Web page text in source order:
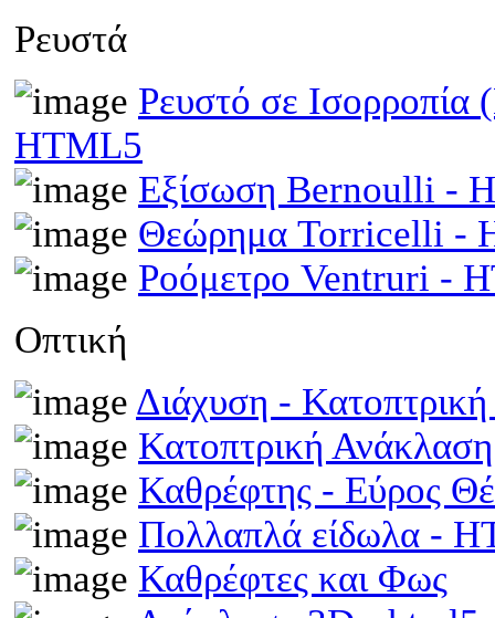
Ρευστά
Ρευστό σε Ισορροπία
HTML5
Εξίσωση Bernoulli -
Θεώρημα Torricelli -
Ροόμετρο Ventruri -
Οπτική
Διάχυση -
Κατοπτρική
Καθρέφτης - Εύρος
Πολλαπλά είδωλα -
Καθρέφτες και Φως